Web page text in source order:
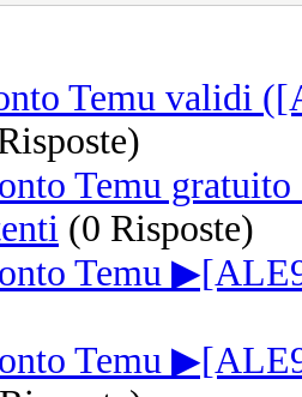
Temu validi
Temu
(0 Risposte)
Temu
Temu